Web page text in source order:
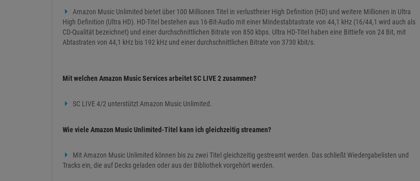
Amazon Music Unlimited bietet über 100 Millionen Titel in verlustfreier High Definition (HD) und weitere Millionen in Ultra
High Definition (Ultra HD). HD-Titel bestehen aus 16-Bit-Audio mit einer Mindestabtastrate von 44,1 kHz (16/44,1 wird auch als
CD-Qualität bezeichnet) und einer durchschnittlichen Bitrate von 850 kbps. Ultra HD-Titel haben eine Bittiefe von 24 Bit, mit
Abtastraten von 44,1 kHz bis 192 kHz und einer durchschnittlichen Bitrate von 3730 kbit/s.
Mit welchen Amazon Music Services arbeitet SC LIVE 2 zusammen?
SC LIVE 4/2 unterstützt Amazon Music Unlimited.
Wie viele Amazon Music Unlimited-Titel kann ich gleichzeitig streamen?
Mit Amazon Music Unlimited können bis zu zwei Titel gleichzeitig gestreamt werden. Das schließt Wiedergabelisten und
Tracks ein, die auf Decks geladen oder aus der Bibliothek vorgehört werden.